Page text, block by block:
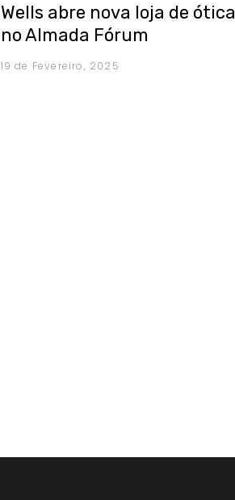
Wells abre nova loja de ótica
no Almada Fórum
19 de Fevereiro, 2025